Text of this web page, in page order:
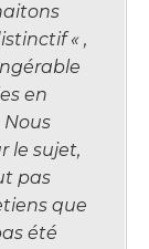
« ,
en
Nous
le sujet,
pas
que
été